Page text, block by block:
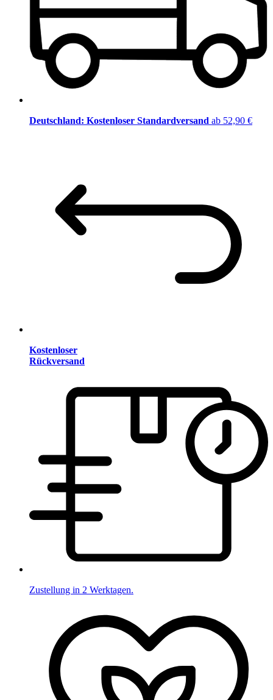
Deutschland: Kostenloser Standardversand ab 52,90 €
Kostenloser
Rückversand
Zustellung in 2 Werktagen.